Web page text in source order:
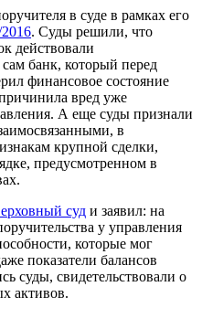
в суде в рамках его
. Суды решили, что
действовали
банк, который перед
финансовое состояние
вред уже
А еще суды признали
в
крупной сделки,
предусмотренном в
суд и заявил: на
у управления
которые мог
показатели балансов
суды, свидетельствовали о
активов.